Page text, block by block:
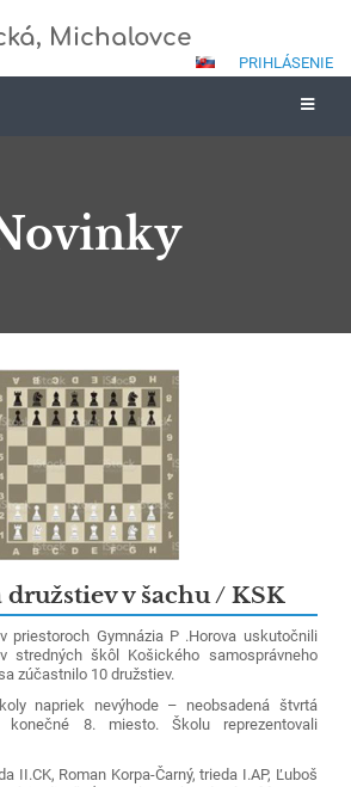
Michalovce
PRIHLÁSENIE
v šachu / KSK
priestoroch Gymnázia P .Horova uskutočnili
stredných škôl Košického samosprávneho
zúčastnilo 10 družstiev.
napriek nevýhode – neobsadená štvrtá
konečné 8. miesto. Školu reprezentovali
II.CK, Roman Korpa-Čarný, trieda I.AP, Ľuboš